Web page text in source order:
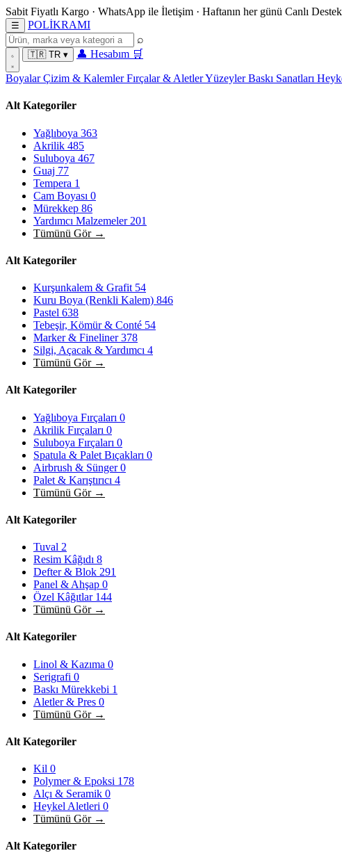
Sabit Fiyatlı Kargo · WhatsApp ile İletişim · Haftanın her günü Canlı Destek
☰ POLİKRAMI
⌕
🇹🇷 TR ▾ 👤 Hesabım 🛒
BoyalarÇizim & KalemlerFırçalar & AletlerYüzeylerBaskı Sanatları
Alt Kategoriler
Yağlıboya 363
Akrilik 485
Suluboya 467
Guaj 77
Tempera 1
Cam Boyası 0
Mürekkep 86
Yardımcı Malzemeler 201
Tümünü Gör →
Alt Kategoriler
Kurşunkalem & Grafit 54
Kuru Boya (Renkli Kalem) 846
Pastel 638
Tebeşir, Kömür & Conté 54
Marker & Fineliner378
Silgi, Açacak & Yardımcı 4
Tümünü Gör →
Alt Kategoriler
Yağlıboya Fırçaları 0
Akrilik Fırçaları 0
Suluboya Fırçaları 0
Spatula & Palet Bıçakları 0
Airbrush & Sünger0
Palet & Karıştırıcı 4
Tümünü Gör →
Alt Kategoriler
Tuval 2
Resim Kâğıdı 8
Defter & Blok 291
Panel & Ahşap 0
Özel Kâğıtlar 144
Tümünü Gör →
Alt Kategoriler
Linol & Kazıma 0
Serigrafi 0
Baskı Mürekkebi 1
Aletler & Pres 0
Tümünü Gör →
Alt Kategoriler
Kil 0
Polymer & Epoksi 178
Alçı & Seramik 0
Heykel Aletleri 0
Tümünü Gör →
Alt Kategoriler